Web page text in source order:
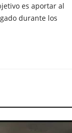
es aportar al
durante los